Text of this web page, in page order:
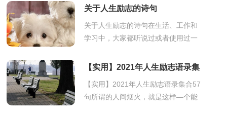
说的"善骑者坠，善游者溺"。某军阀所
关于人生励志的诗句
关于人生励志的诗句在生活、工作和
学习中，大家都听说过或者使用过一
高度凝练、篇幅短小精悍的特点。诗
【实用】2021年人生励志语录集
合57句
【实用】2021年人生励志语录集合57
句所谓的人间烟火，就是这样—个能